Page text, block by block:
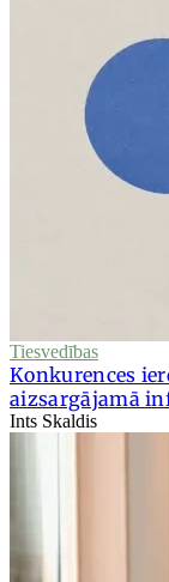
Tiesvedības
Konkurences
aizsargājamā
Ints Skaldis